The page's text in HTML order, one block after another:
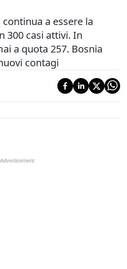
a essere la
300 casi attivi. In
a quota 257. Bosnia
contagi